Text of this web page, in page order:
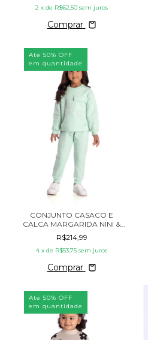
2 x de R$62,50 sem juros
Comprar
Até 50% OFF
em quantidade
CONJUNTO CASACO E
CALCA MARGARIDA NINI &
BAMBINI
R$214,99
4 x de R$53,75 sem juros
Comprar
Até 50% OFF
em quantidade